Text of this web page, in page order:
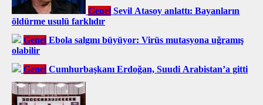
Genel Sevil Atasoy anlattı: Bayanların
öldürme usulü farklıdır
Genel Ebola salgını büyüyor: Virüs mutasyona uğramış
olabilir
Genel Cumhurbaşkanı Erdoğan, Suudi Arabistan’a gitti